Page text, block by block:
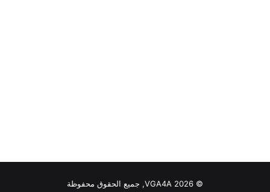
© VGA4A 2026, جميع الحقوق محفوظة